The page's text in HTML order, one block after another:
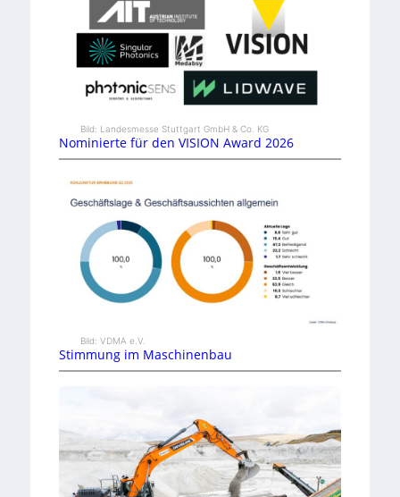
Bild: Landesmesse Stuttgart GmbH & Co. KG
Nominierte für den VISION Award 2026
Bild: VDMA e.V.
Stimmung im Maschinenbau